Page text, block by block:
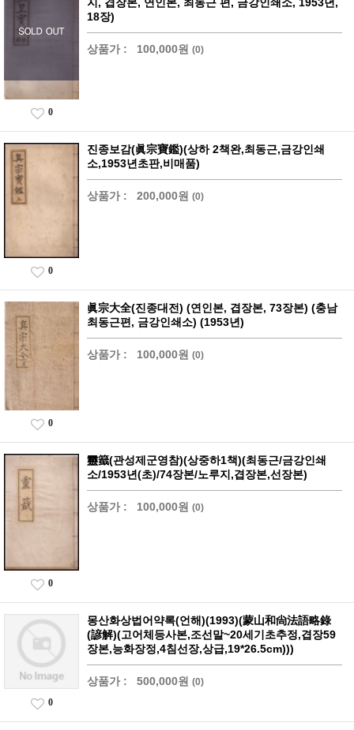
지, 겹장본, 연인본, 최동근 편, 금강인쇄소, 1953년,
18장)
상품가 : 100,000원 (0)
0
진종보감(眞宗寶鑑)(상하 2책완,최동근,금강인쇄
소,1953년초판,비매품)
상품가 : 200,000원 (0)
0
眞宗大全(진종대전) (연인본, 겹장본, 73장본) (충남
최동근편, 금강인쇄소) (1953년)
상품가 : 100,000원 (0)
0
靈籖(관성제군영참)(상중하1책)(최동근/금강인쇄
소/1953년(초)/74장본/노루지,겹장본,선장본)
상품가 : 100,000원 (0)
0
몽산화상법어약록(언해)(1993)(蒙山和尙法語略錄
(諺解)(고어체등사본,조선말~20세기초추정,겹장59
장본,능화장정,4침선장,상급,19*26.5cm)))
상품가 : 500,000원 (0)
0